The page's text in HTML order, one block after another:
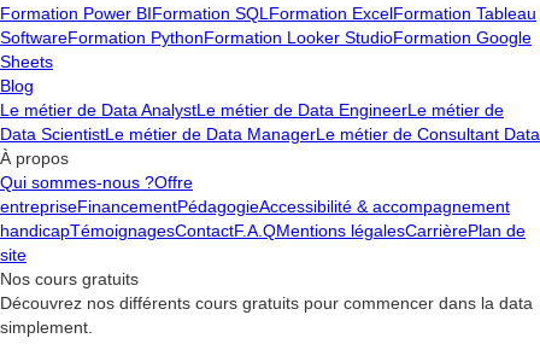
Formation Power BIFormation SQL Formation ExcelFormation Tableau
SoftwareFormation PythonFormation Looker StudioFormation Google
Sheets
Blog
Le métier de Data AnalystLe métier de Data EngineerLe métier de
Data ScientistLe métier de Data ManagerLe métier de Consultant Data
À propos
Qui sommes-nous ?Offre
entrepriseFinancementPédagogieAccessibilité & accompagnement
handicapTémoignagesContactF.A.QMentions légalesCarrièrePlan de
site
Nos cours gratuits
Découvrez nos différents cours gratuits pour commencer dans la data
simplement.